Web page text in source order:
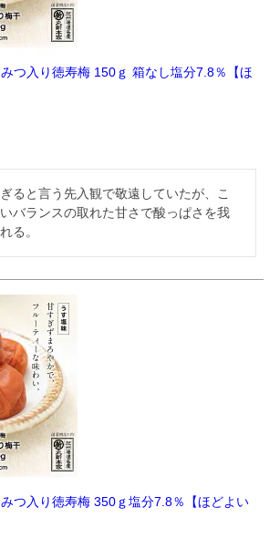
つ入り徳寿梅 150ｇ 箱なし塩分7.8％【ほ
ると言う先入観で敬遠していたが、こ
バランスの取れた甘さで酸っぱさを我
る。
つ入り徳寿梅 350ｇ塩分7.8％【ほどよい